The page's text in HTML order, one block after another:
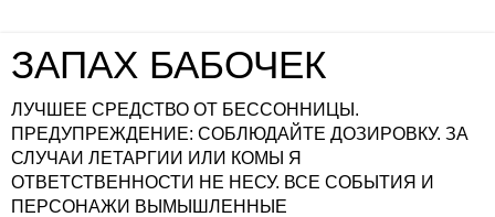
ЗАПАХ БАБОЧЕК
ЛУЧШЕЕ СРЕДСТВО ОТ БЕССОННИЦЫ.
ПРЕДУПРЕЖДЕНИЕ: СОБЛЮДАЙТЕ ДОЗИРОВКУ. ЗА
СЛУЧАИ ЛЕТАРГИИ ИЛИ КОМЫ Я
ОТВЕТСТВЕННОСТИ НЕ НЕСУ. ВСЕ СОБЫТИЯ И
ПЕРСОНАЖИ ВЫМЫШЛЕННЫЕ